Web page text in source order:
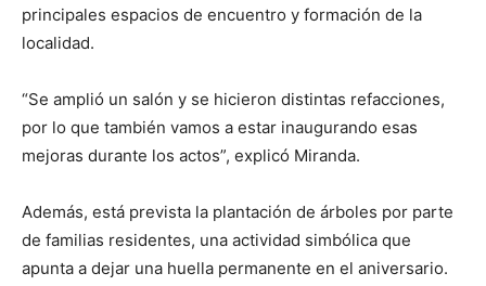
principales espacios de encuentro y formación de la
localidad.
“Se amplió un salón y se hicieron distintas refacciones,
por lo que también vamos a estar inaugurando esas
mejoras durante los actos”, explicó Miranda.
Además, está prevista la plantación de árboles por parte
de familias residentes, una actividad simbólica que
apunta a dejar una huella permanente en el aniversario.